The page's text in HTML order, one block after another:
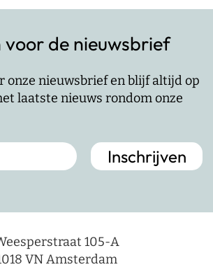
voor de nieuwsbrief
onze nieuwsbrief en blijf altijd op
laatste nieuws rondom onze
105-A
VN Amsterdam